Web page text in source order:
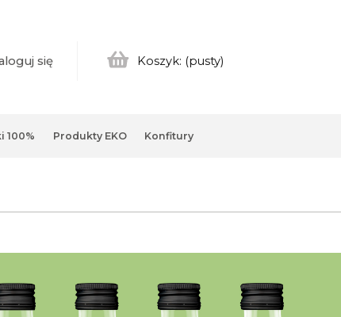
się Koszyk: (pusty)
100% Produkty EKO Konfitury